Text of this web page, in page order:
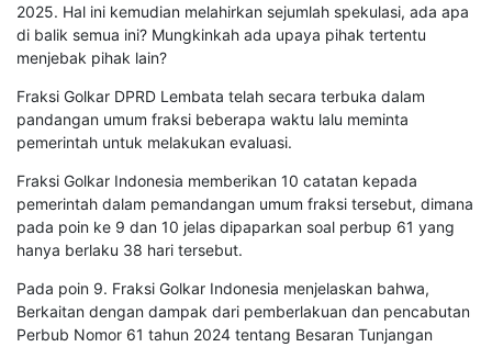
2025. Hal ini kemudian melahirkan sejumlah spekulasi, ada apa
di balik semua ini? Mungkinkah ada upaya pihak tertentu
menjebak pihak lain?
Fraksi Golkar DPRD Lembata telah secara terbuka dalam
pandangan umum fraksi beberapa waktu lalu meminta
pemerintah untuk melakukan evaluasi.
Fraksi Golkar Indonesia memberikan 10 catatan kepada
pemerintah dalam pemandangan umum fraksi tersebut, dimana
pada poin ke 9 dan 10 jelas dipaparkan soal perbup 61 yang
hanya berlaku 38 hari tersebut.
Pada poin 9. Fraksi Golkar Indonesia menjelaskan bahwa,
Berkaitan dengan dampak dari pemberlakuan dan pencabutan
Perbub Nomor 61 tahun 2024 tentang Besaran Tunjangan